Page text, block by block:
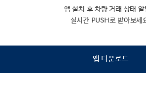
검색
앱 설치 후 차량 거래 상태 알
실시간 PUSH로 받아보세
앱 다운로드